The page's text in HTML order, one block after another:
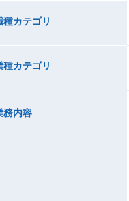
種カテゴリ
種カテゴリ
務内容